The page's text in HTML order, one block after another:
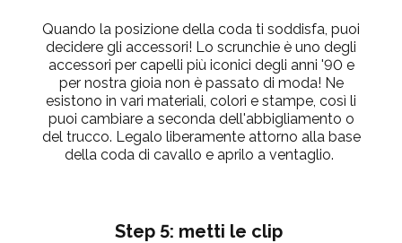
Quando la posizione della coda ti soddisfa, puoi
decidere gli accessori! Lo scrunchie è uno degli
accessori per capelli più iconici degli anni '90 e
per nostra gioia non è passato di moda! Ne
esistono in vari materiali, colori e stampe, così li
puoi cambiare a seconda dell'abbigliamento o
del trucco. Legalo liberamente attorno alla base
della coda di cavallo e aprilo a ventaglio.
Step 5: metti le clip